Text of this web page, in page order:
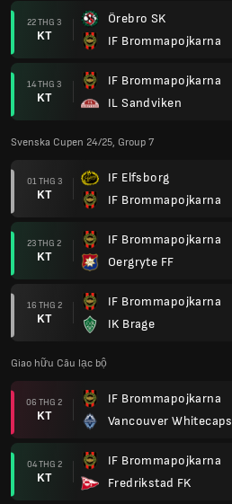
22 THG 3
KT
Örebro SK
IF Brommapojkarna
14 THG 3
KT
IF Brommapojkarna
IL Sandviken
Svenska Cupen 24/25, Group 7
01 THG 3
KT
IF Elfsborg
IF Brommapojkarna
23 THG 2
KT
IF Brommapojkarna
Oergryte FF
16 THG 2
KT
IF Brommapojkarna
IK Brage
Giao hữu Câu lạc bộ
06 THG 2
KT
IF Brommapojkarna
Vancouver Whitecaps
04 THG 2
KT
IF Brommapojkarna
Fredrikstad FK